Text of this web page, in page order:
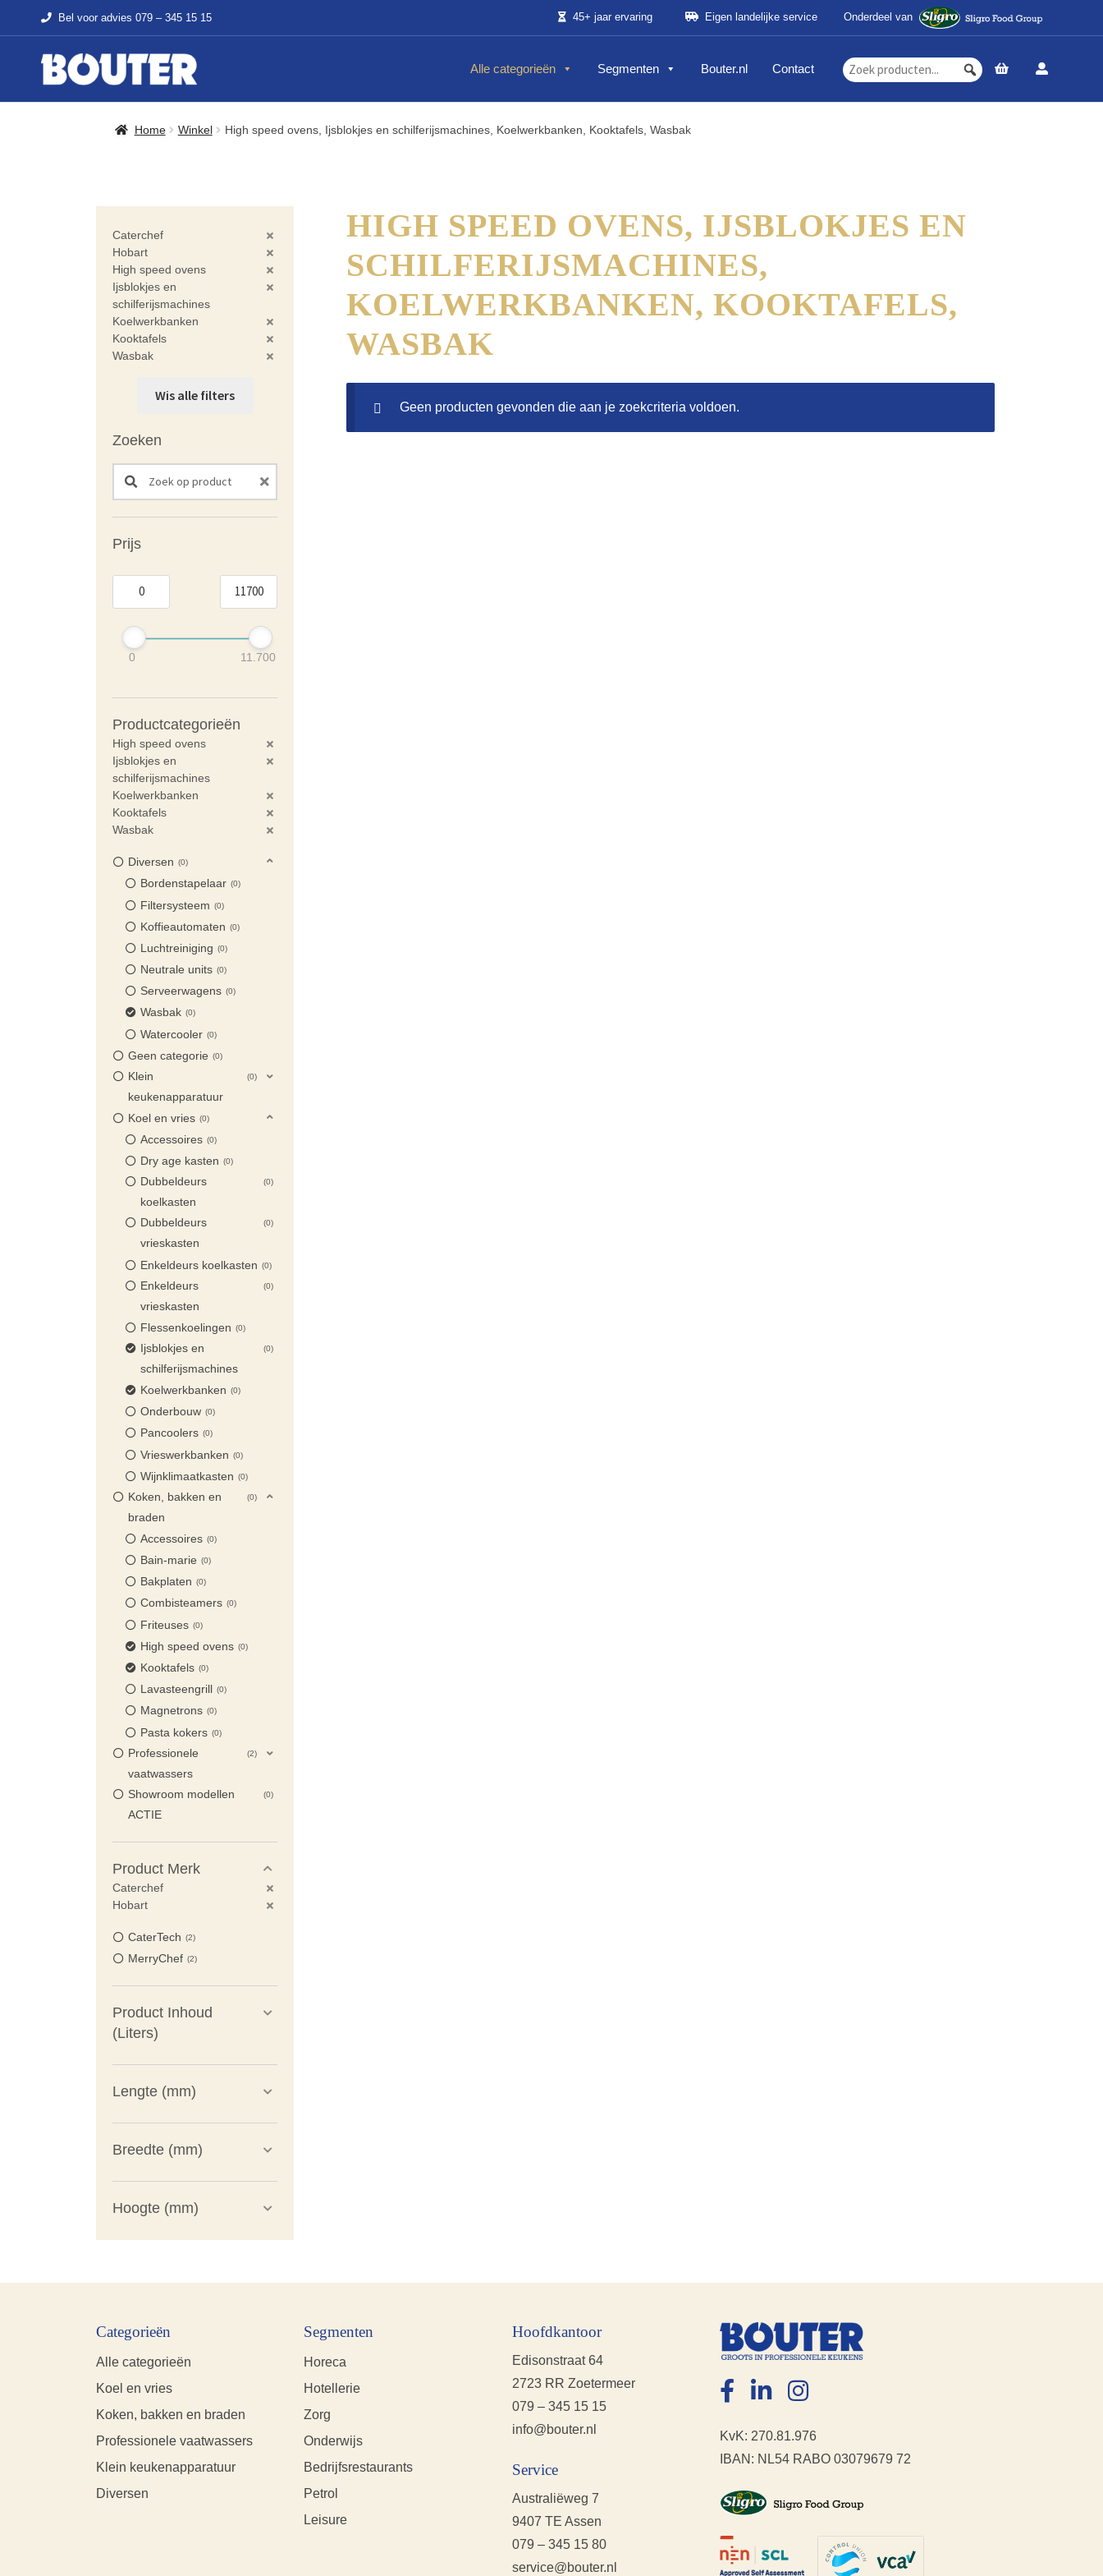
Bel voor advies 079 – 345 15 15 45+ jaar ervaring Eigen landelijke service Onderdeel van
Alle categorieën Segmenten Bouter.nl Contact
Home Winkel High speed ovens, Ijsblokjes en schilferijsmachines, Koelwerkbanken, Kooktafels, Wasbak
HIGH SPEED OVENS, IJSBLOKJES EN
SCHILFERIJSMACHINES,
KOELWERKBANKEN, KOOKTAFELS,
WASBAK
Geen producten gevonden die aan je zoekcriteria voldoen.
Caterchef
Hobart
High speed ovens
Ijsblokjes en
schilferijsmachines
Koelwerkbanken
Kooktafels
Wasbak
Wis alle filters
Zoeken
Search products:
Prijs
0 11.700
Productcategorieën
High speed ovens
Ijsblokjes en
schilferijsmachines
Koelwerkbanken
Kooktafels
Wasbak
Diversen 0
Bordenstapelaar 0
Filtersysteem 0
Koffieautomaten 0
Luchtreiniging 0
Neutrale units 0
Serveerwagens 0
Wasbak 0
Watercooler 0
Geen categorie 0
Klein
keukenapparatuur
0
Koel en vries 0
Accessoires 0
Dry age kasten 0
Dubbeldeurs
koelkasten
0
Dubbeldeurs
vrieskasten
0
Enkeldeurs koelkasten 0
Enkeldeurs
vrieskasten
0
Flessenkoelingen 0
Ijsblokjes en
schilferijsmachines
0
Koelwerkbanken 0
Onderbouw 0
Pancoolers 0
Vrieswerkbanken 0
Wijnklimaatkasten 0
Koken, bakken en
braden
0
Accessoires 0
Bain-marie 0
Bakplaten 0
Combisteamers 0
Friteuses 0
High speed ovens 0
Kooktafels 0
Lavasteengrill 0
Magnetrons 0
Pasta kokers 0
Professionele
vaatwassers
2
Showroom modellen
ACTIE
0
Product Merk
Caterchef
Hobart
CaterTech 2
MerryChef 2
Product Inhoud
(Liters)
Lengte (mm)
Breedte (mm)
Hoogte (mm)
Categorieën
Alle categorieën
Koel en vries
Koken, bakken en braden
Professionele vaatwassers
Klein keukenapparatuur
Diversen
Segmenten
Horeca
Hotellerie
Zorg
Onderwijs
Bedrijfsrestaurants
Petrol
Leisure
Hoofdkantoor
Edisonstraat 64
2723 RR Zoetermeer
079 – 345 15 15
info@bouter.nl
Service
Australiëweg 7
9407 TE Assen
079 – 345 15 80
service@bouter.nl
KvK: 270.81.976
IBAN: NL54 RABO 03079679 72